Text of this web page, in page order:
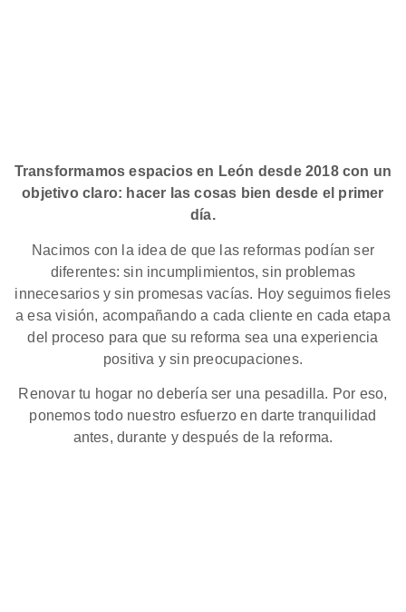
Transformamos espacios en León desde 2018 con un
objetivo claro: hacer las cosas bien desde el primer
día.
Nacimos con la idea de que las reformas podían ser
diferentes: sin incumplimientos, sin problemas
innecesarios y sin promesas vacías. Hoy seguimos fieles
a esa visión, acompañando a cada cliente en cada etapa
del proceso para que su reforma sea una experiencia
positiva y sin preocupaciones.
Renovar tu hogar no debería ser una pesadilla. Por eso,
ponemos todo nuestro esfuerzo en darte tranquilidad
antes, durante y después de la reforma.